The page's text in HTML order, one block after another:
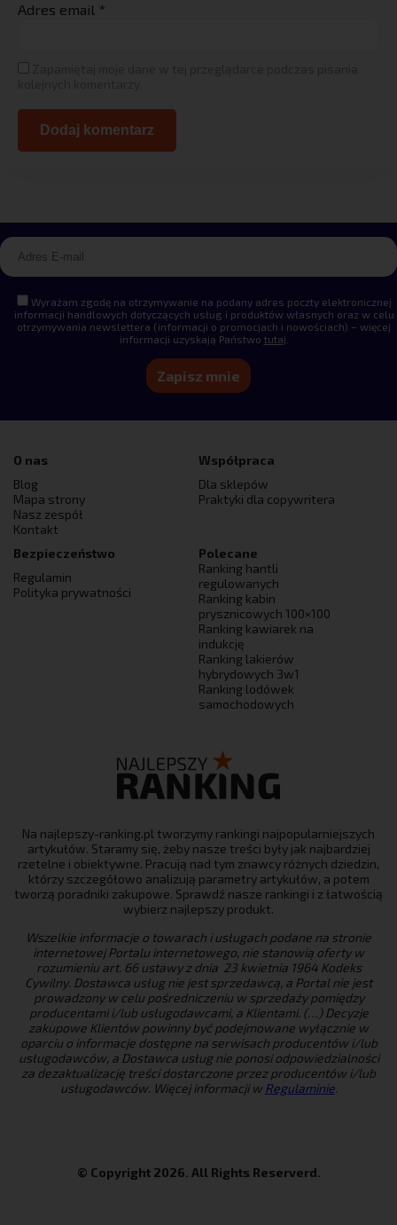
Adres email *
Wyrażam zgodę na otrzymywanie na podany adres poczty elektronicznej
informacji handlowych dotyczących usług i produktów własnych oraz w celu
otrzymywania newslettera (informacji o promocjach i nowościach) – więcej
informacji uzyskają Państwo tutaj
O nas
Blog
Mapa strony
Nasz zespół
Kontakt
Współpraca
Dla sklepów
Praktyki dla copywritera
Bezpieczeństwo
Regulamin
Polityka prywatności
Polecane
Ranking hantli
regulowanych
Ranking kabin
prysznicowych 100×100
Ranking kawiarek na
indukcję
Ranking lakierów
hybrydowych 3w1
Ranking lodówek
samochodowych
Na najlepszy-ranking.pl tworzymy rankingi najpopularniejszych
artykułów. Staramy się, żeby nasze treści były jak najbardziej
rzetelne i obiektywne. Pracują nad tym znawcy różnych dziedzin,
którzy szczegółowo analizują parametry artykułów, a potem
tworzą poradniki zakupowe. Sprawdź nasze rankingi i z łatwością
wybierz najlepszy produkt.
Wszelkie informacje o towarach i usługach podane na stronie
internetowej Portalu internetowego, nie stanowią oferty w
rozumieniu art. 66 ustawy z dnia 23 kwietnia 1964 Kodeks
Cywilny. Dostawca usług nie jest sprzedawcą, a Portal nie jest
prowadzony w celu pośredniczeniu w sprzedaży pomiędzy
producentami i/lub usługodawcami, a Klientami. (…) Decyzje
zakupowe Klientów powinny być podejmowane wyłącznie w
oparciu o informacje dostępne na serwisach producentów i/lub
usługodawców, a Dostawca usług nie ponosi odpowiedzialności
za dezaktualizację treści dostarczone przez producentów i/lub
usługodawców. Więcej informacji w Regulaminie.
© Copyright 2026. All Rights Reserverd.